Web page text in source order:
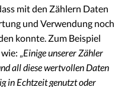
mit den Zählern Daten
und Verwendung noch
konnte. Zum Beispiel
„Einige unserer Zähler
all diese wertvollen Daten
in Echtzeit genutzt oder